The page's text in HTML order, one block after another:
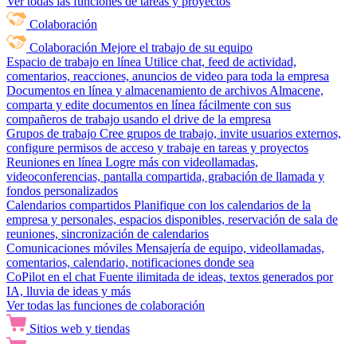
Colaboración
Colaboración Mejore el trabajo de su equipo
Espacio de trabajo en línea Utilice chat, feed de actividad,
comentarios, reacciones, anuncios de video para toda la empresa
Documentos en línea y almacenamiento de archivos Almacene,
comparta y edite documentos en línea fácilmente con sus
compañeros de trabajo usando el drive de la empresa
Grupos de trabajo Cree grupos de trabajo, invite usuarios externos,
configure permisos de acceso y trabaje en tareas y proyectos
Reuniones en línea Logre más con videollamadas,
videoconferencias, pantalla compartida, grabación de llamada y
fondos personalizados
Calendarios compartidos Planifique con los calendarios de la
empresa y personales, espacios disponibles, reservación de sala de
reuniones, sincronización de calendarios
Comunicaciones móviles Mensajería de equipo, videollamadas,
comentarios, calendario, notificaciones donde sea
CoPilot en el chat Fuente ilimitada de ideas, textos generados por
IA, lluvia de ideas y más
Ver todas las funciones de colaboración
Sitios web y tiendas